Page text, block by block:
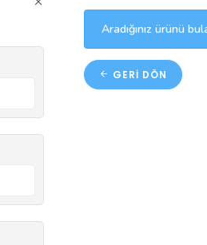
Aradığınız ürünü
GERI DÖN